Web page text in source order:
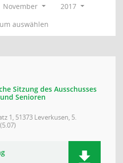
November
2017
auswählen
Sitzung des Ausschusses
Senioren
1, 51373 Leverkusen, 5.